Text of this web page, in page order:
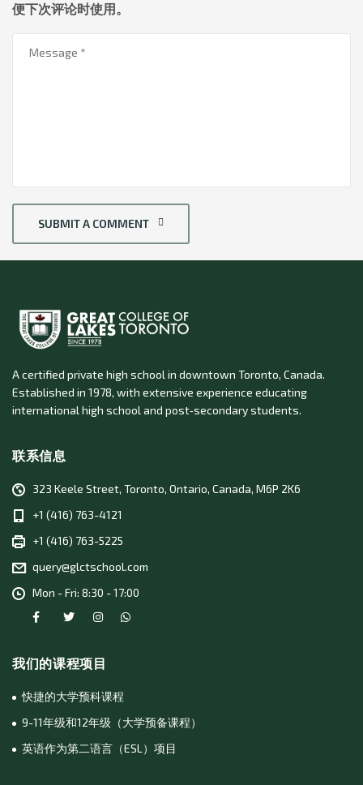
便下次评论时使用。
SUBMIT A COMMENT
A certified private high school in downtown Toronto, Canada.
Established in 1978, with extensive experience educating
international high school and post‑secondary students.
联系信息
323 Keele Street, Toronto, Ontario, Canada, M6P 2K6
+1 (416) 763-4121
+1 (416) 763-5225
query@glctschool.com
Mon - Fri: 8:30 - 17:00
我们的课程项目
快捷的大学预科课程
9-11年级和12年级（大学预备课程）
英语作为第二语言（ESL）项目